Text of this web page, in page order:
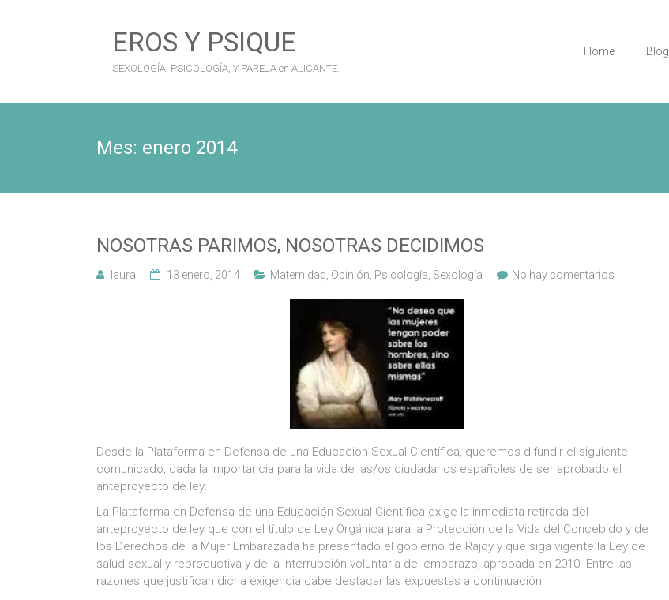
EROS Y PSIQUE
SEXOLOGÍA, PSICOLOGÍA, Y PAREJA en ALICANTE.
Home Blog
Mes: enero 2014
NOSOTRAS PARIMOS, NOSOTRAS DECIDIMOS
laura 13 enero, 2014 Maternidad Opinión Psicología Sexología No hay comentarios
Desde la Plataforma en Defensa de una Educación Sexual Científica, queremos difundir el siguiente
comunicado, dada la importancia para la vida de las/os ciudadanos españoles de ser aprobado el
anteproyecto de ley:
La Plataforma en Defensa de una Educación Sexual Científica exige la inmediata retirada del
anteproyecto de ley que con el título de Ley Orgánica para la Protección de la Vida del Concebido y de
los Derechos de la Mujer Embarazada ha presentado el gobierno de Rajoy y que siga vigente la Ley de
salud sexual y reproductiva y de la interrupción voluntaria del embarazo, aprobada en 2010. Entre las
razones que justifican dicha exigencia cabe destacar las expuestas a continuación.